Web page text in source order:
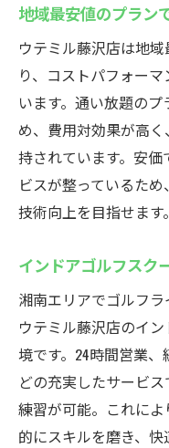
特徴
藤沢ゴルフ
由
ゴルフ初心
選択肢
藤沢駅近くでイ
う
ルの魅力
初心者歓迎
ー
通いやすい
生活
湘南エリア
イント
地域最安値のプラン
ウテミル藤沢店は地
り、コストパフォー
います。通い放題の
め、費用対効果が高
持されています。安
ビスが整っているた
技術向上を目指せます。
インドアゴルフスク
湘南エリアでゴルフラ
ウテミル藤沢店のイ
境です。24時間営業
どの充実したサービ
練習が可能。これに
的にスキルを磨き、